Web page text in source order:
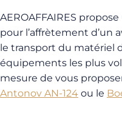
AEROAFFAIRES
pour l’affrètement d’un
le transport du matériel
équipements les plus
mesure de vous
Antonov AN-124 ou le